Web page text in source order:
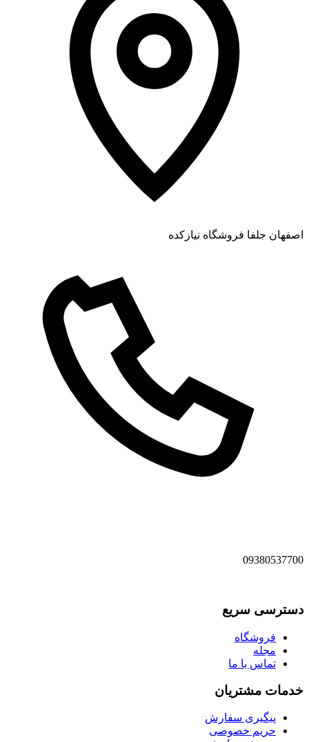
اصفهان جلفا فروشگاه نیازکده
09380537700
دسترسی سریع
فروشگاه
مجله
تماس با ما
خدمات مشتریان
پیگیری سفارش
حریم خصوصی